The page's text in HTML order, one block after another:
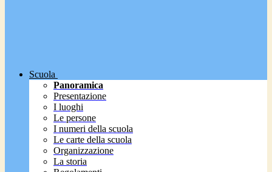
Scuola
Panoramica
Presentazione
I luoghi
Le persone
I numeri della scuola
Le carte della scuola
Organizzazione
La storia